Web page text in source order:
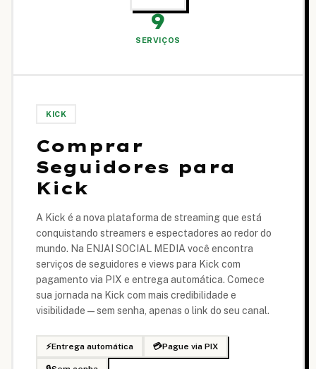
9
SERVIÇOS
KICK
Comprar
Seguidores para
Kick
A Kick é a nova plataforma de streaming que está
conquistando streamers e espectadores ao redor do
mundo. Na ENJAI SOCIAL MEDIA você encontra
serviços de seguidores e views para Kick com
pagamento via PIX e entrega automática. Comece
sua jornada na Kick com mais credibilidade e
visibilidade — sem senha, apenas o link do seu canal.
⚡Entrega automática 💳Pague via PIX